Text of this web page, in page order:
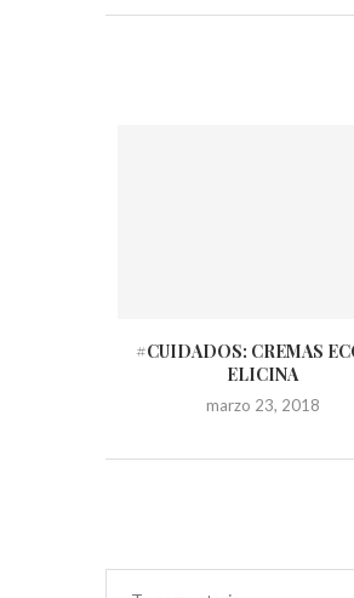
#CUIDADOS: CREMAS
ELICINA
marzo 23, 2018